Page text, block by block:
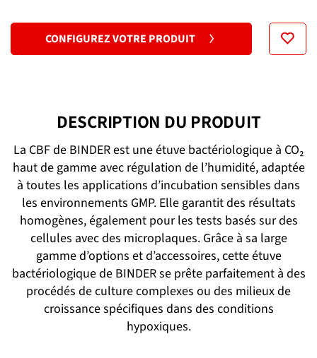
200...230 V
CONFIGUREZ VOTRE PRODUIT
DESCRIPTION DU PRODUIT
La CBF de BINDER est une étuve bactériologique à CO₂
haut de gamme avec régulation de l’humidité, adaptée
à toutes les applications d’incubation sensibles dans
les environnements GMP. Elle garantit des résultats
homogènes, également pour les tests basés sur des
cellules avec des microplaques. Grâce à sa large
gamme d’options et d’accessoires, cette étuve
bactériologique de BINDER se prête parfaitement à des
procédés de culture complexes ou des milieux de
croissance spécifiques dans des conditions
hypoxiques.